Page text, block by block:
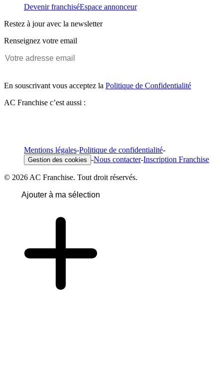
Devenir franchiséEspace annonceur
Restez à jour avec la newsletter
Renseignez votre email
En souscrivant vous acceptez la Politique de Confidentialité
AC Franchise c’est aussi :
Mentions légales-Politique de confidentialité-
Gestion des cookies -Nous contacter-Inscription Franchise
© 2026 AC Franchise. Tout droit réservés.
Ajouter à ma sélection